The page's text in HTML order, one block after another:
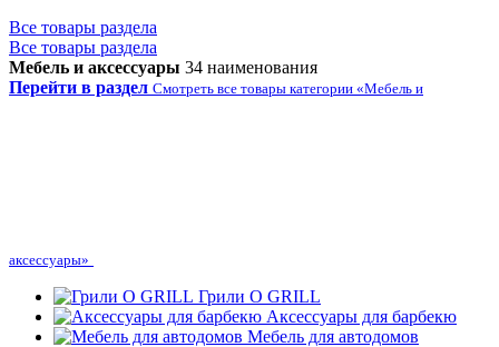
Все товары раздела
Все товары раздела
Мебель и аксессуары 34 наименования
Перейти в раздел Смотреть все товары категории «Мебель и
аксессуары»
Грили O GRILL
Аксессуары для барбекю
Мебель для автодомов